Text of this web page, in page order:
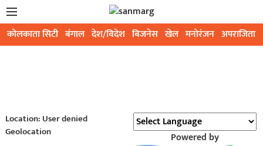
कोलकाता सिटी बंगाल देश/विदेश बिजनेस खेल मनोरंजन अपराजिता
Location: User denied
Geolocation
Powered by